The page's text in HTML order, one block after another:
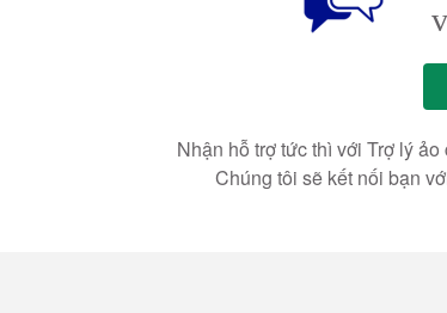
Nhận hỗ trợ tức thì với Trợ lý
Chúng tôi sẽ kết nối bạn